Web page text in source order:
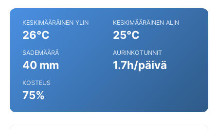
KESKIMÄÄRÄINEN YLIN
26°C
KESKIMÄÄRÄINEN ALIN
25°C
SADEMÄÄRÄ
40 mm
AURINKOTUNNIT
1.7h/päivä
KOSTEUS
75%